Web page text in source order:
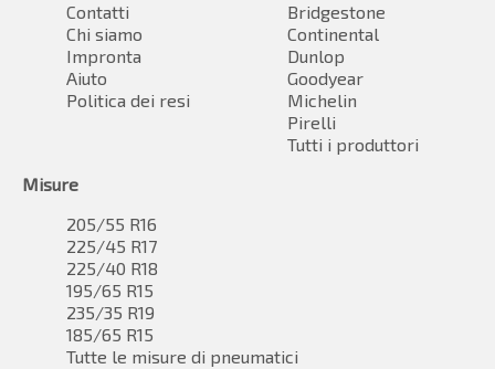
Contatti
Chi siamo
Impronta
Aiuto
Politica dei resi
Bridgestone
Continental
Dunlop
Goodyear
Michelin
Pirelli
Tutti i produttori
Misure
205/55 R16
225/45 R17
225/40 R18
195/65 R15
235/35 R19
185/65 R15
Tutte le misure di pneumatici